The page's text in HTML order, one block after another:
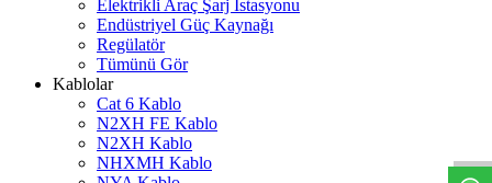
Elektrikli Araç Şarj İstasyonu
Endüstriyel Güç Kaynağı
Regülatör
Tümünü Gör
Kablolar
Cat 6 Kablo
N2XH FE Kablo
N2XH Kablo
NHXMH Kablo